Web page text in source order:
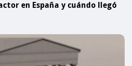
en España y cuándo llegó